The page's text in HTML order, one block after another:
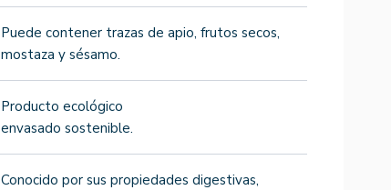
Puede contener trazas de apio, frutos secos,
mostaza y sésamo.
Producto ecológico
envasado sostenible.
Conocido por sus propiedades digestivas,